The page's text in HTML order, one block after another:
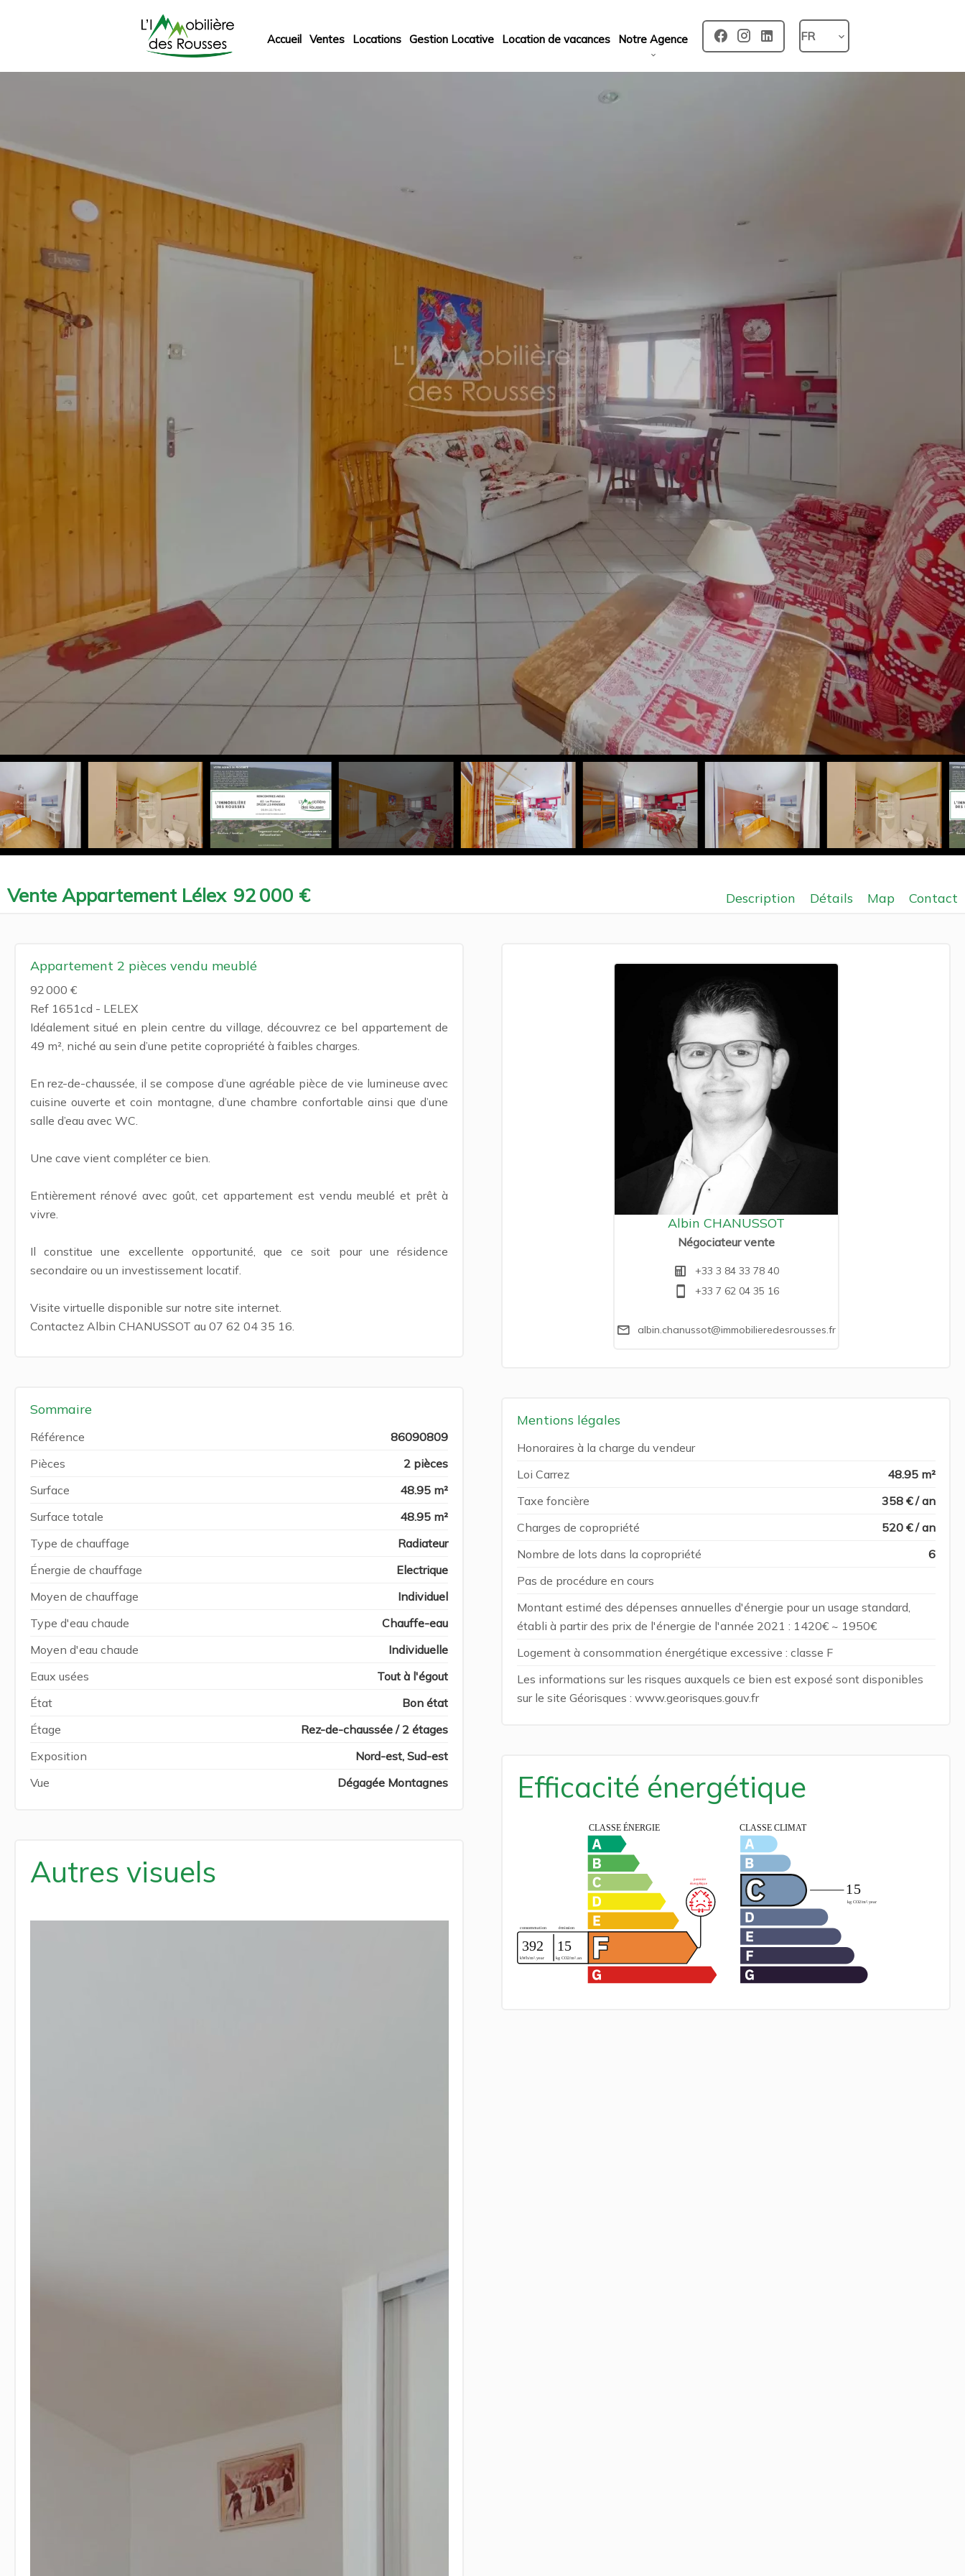
Accueil Ventes Locations Gestion Locative Location de vacances Notre Agence FR
Vente Appartement Lélex 92 000 € Description Détails Map Contact
Appartement 2 pièces vendu meublé
92 000 €
Ref 1651cd - LELEX
Idéalement situé en plein centre du village, découvrez ce bel appartement de
49 m², niché au sein d’une petite copropriété à faibles charges.
En rez-de-chaussée, il se compose d’une agréable pièce de vie lumineuse avec
cuisine ouverte et coin montagne, d’une chambre confortable ainsi que d’une
salle d’eau avec WC.
Une cave vient compléter ce bien.
Entièrement rénové avec goût, cet appartement est vendu meublé et prêt à
vivre.
Il constitue une excellente opportunité, que ce soit pour une résidence
secondaire ou un investissement locatif.
Visite virtuelle disponible sur notre site internet.
Contactez Albin CHANUSSOT au 07 62 04 35 16.
Sommaire
Référence
86090809
Pièces
2 pièces
Surface
48.95 m²
Surface totale
48.95 m²
Type de chauffage
Radiateur
Énergie de chauffage
Electrique
Moyen de chauffage
Individuel
Type d'eau chaude
Chauffe-eau
Moyen d'eau chaude
Individuelle
Eaux usées
Tout à l'égout
État
Bon état
Étage
Rez-de-chaussée / 2 étages
Exposition
Nord-est, Sud-est
Vue
Dégagée Montagnes
Autres visuels
Albin CHANUSSOT
Négociateur vente
+33 3 84 33 78 40
+33 7 62 04 35 16
albin.chanussot@immobilieredesrousses.fr
Mentions légales
Honoraires à la charge du vendeur
Loi Carrez
48.95 m²
Taxe foncière
358 € / an
Charges de copropriété
520 € / an
Nombre de lots dans la copropriété
6
Pas de procédure en cours
Montant estimé des dépenses annuelles d'énergie pour un usage standard,
établi à partir des prix de l'énergie de l'année 2021 : 1420€ ~ 1950€
Logement à consommation énergétique excessive : classe F
Les informations sur les risques auxquels ce bien est exposé sont disponibles
sur le site Géorisques : www.georisques.gouv.fr
Efficacité énergétique